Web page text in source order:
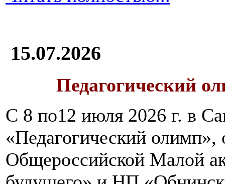
15.07.2026
Педагогический
С 8 по12 июля 2026 г. в
«Педагогический олимп»,
Общероссийской Малой